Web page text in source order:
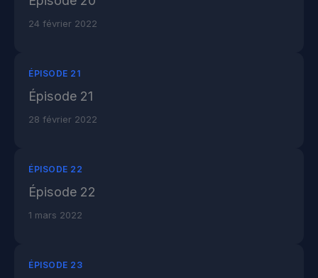
24 février 2022
ÉPISODE 21
Épisode 21
28 février 2022
ÉPISODE 22
Épisode 22
1 mars 2022
ÉPISODE 23